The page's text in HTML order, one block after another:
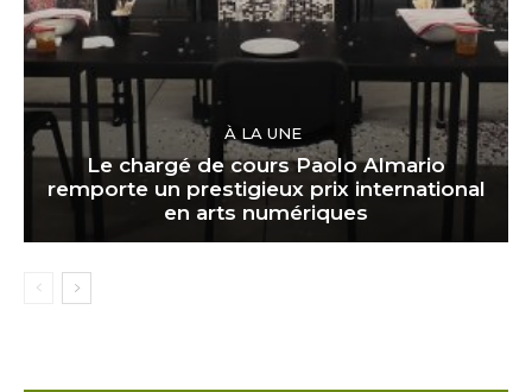
À LA UNE
Le chargé de cours Paolo Almario
remporte un prestigieux prix international
en arts numériques